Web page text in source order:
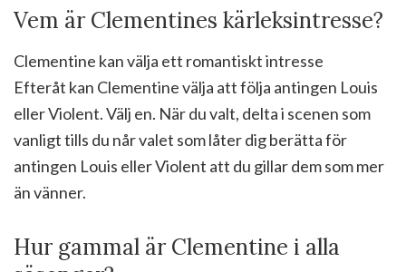
Vem är Clementines kärleksintresse?
Clementine kan välja ett romantiskt intresse
Efteråt kan Clementine välja att följa antingen Louis
eller Violent. Välj en. När du valt, delta i scenen som
vanligt tills du når valet som låter dig berätta för
antingen Louis eller Violent att du gillar dem som mer
än vänner.
Hur gammal är Clementine i alla